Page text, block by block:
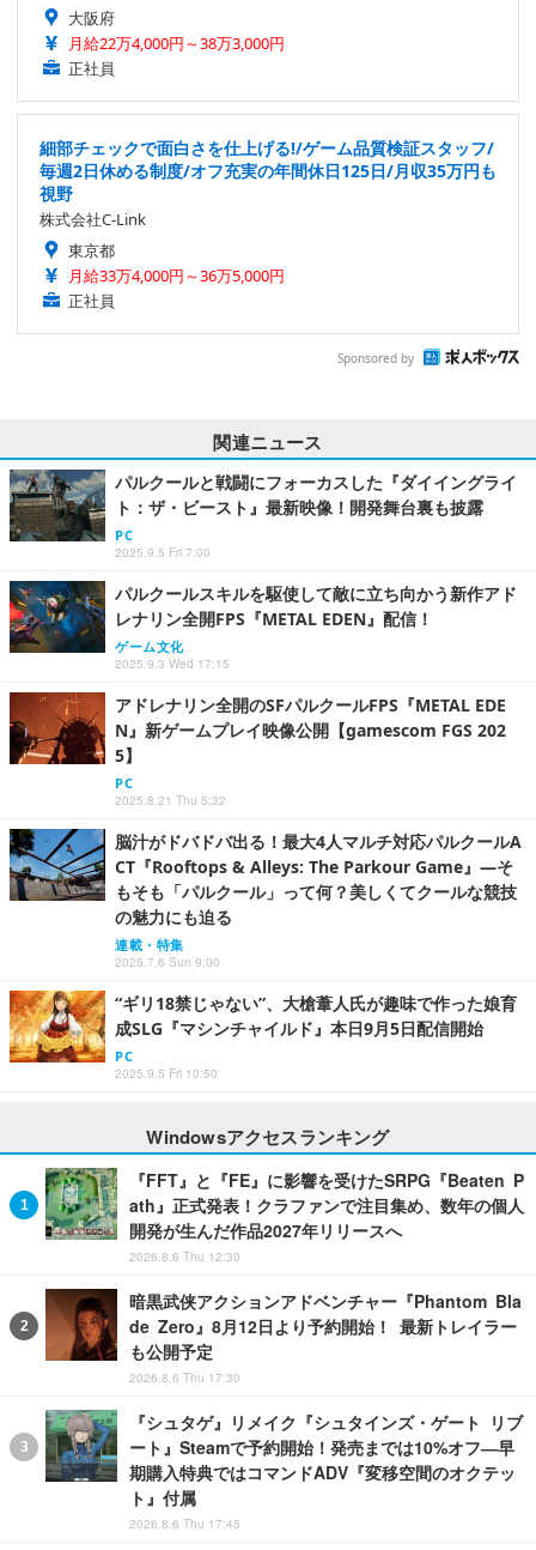
大阪府
月給22万4,000円～38万3,000円
正社員
細部チェックで面白さを仕上げる!/ゲーム品質検証スタッフ/
毎週2日休める制度/オフ充実の年間休日125日/月収35万円も
視野
株式会社C-Link
東京都
月給33万4,000円～36万5,000円
正社員
Sponsored by
関連ニュース
パルクールと戦闘にフォーカスした『ダイイングライ
ト：ザ・ビースト』最新映像！開発舞台裏も披露
PC
2025.9.5 Fri 7:00
パルクールスキルを駆使して敵に立ち向かう新作アド
レナリン全開FPS『METAL EDEN』配信！
ゲーム文化
2025.9.3 Wed 17:15
アドレナリン全開のSFパルクールFPS『METAL EDE
N』新ゲームプレイ映像公開【gamescom FGS 202
5】
PC
2025.8.21 Thu 5:32
脳汁がドバドバ出る！最大4人マルチ対応パルクールA
CT『Rooftops & Alleys: The Parkour Game』―そ
もそも「パルクール」って何？美しくてクールな競技
の魅力にも迫る
連載・特集
2025.7.6 Sun 9:00
“ギリ18禁じゃない”、大槍葦人氏が趣味で作った娘育
成SLG『マシンチャイルド』本日9月5日配信開始
PC
2025.9.5 Fri 10:50
Windowsアクセスランキング
『FFT』と『FE』に影響を受けたSRPG『Beaten P
ath』正式発表！クラファンで注目集め、数年の個人
開発が生んだ作品2027年リリースへ
2026.8.6 Thu 12:30
暗黒武侠アクションアドベンチャー『Phantom Bla
de Zero』8月12日より予約開始！ 最新トレイラー
も公開予定
2026.8.6 Thu 17:30
『シュタゲ』リメイク『シュタインズ・ゲート リブ
ート』Steamで予約開始！発売までは10%オフ―早
期購入特典ではコマンドADV『変移空間のオクテッ
ト』付属
2026.8.6 Thu 17:45